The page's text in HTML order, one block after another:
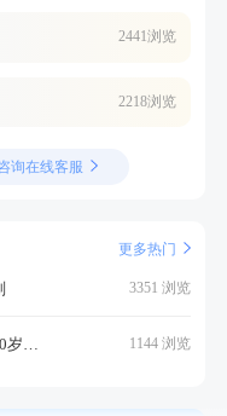
2441浏览
2218浏览
询在线客服
更多热门
3351 浏览
！ 1144 浏览